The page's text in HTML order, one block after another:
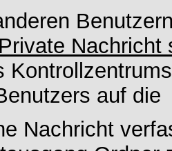
Private Nachricht
auf die
Nachricht